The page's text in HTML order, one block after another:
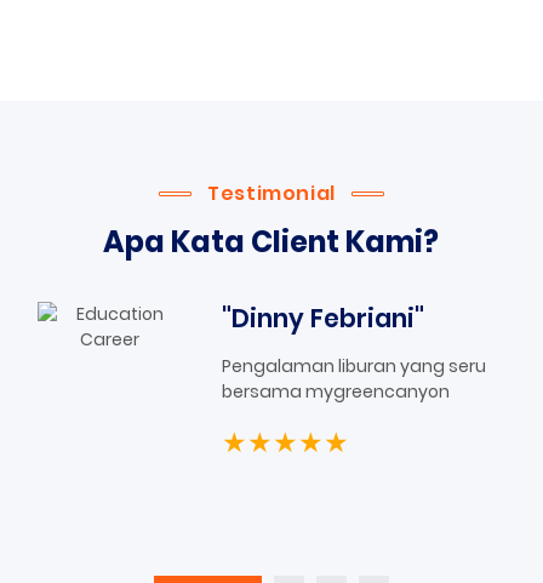
Testimonial
Apa Kata Client Kami?
"Dinny Febriani"
Pengalaman liburan yang seru
bersama mygreencanyon
★★★★★